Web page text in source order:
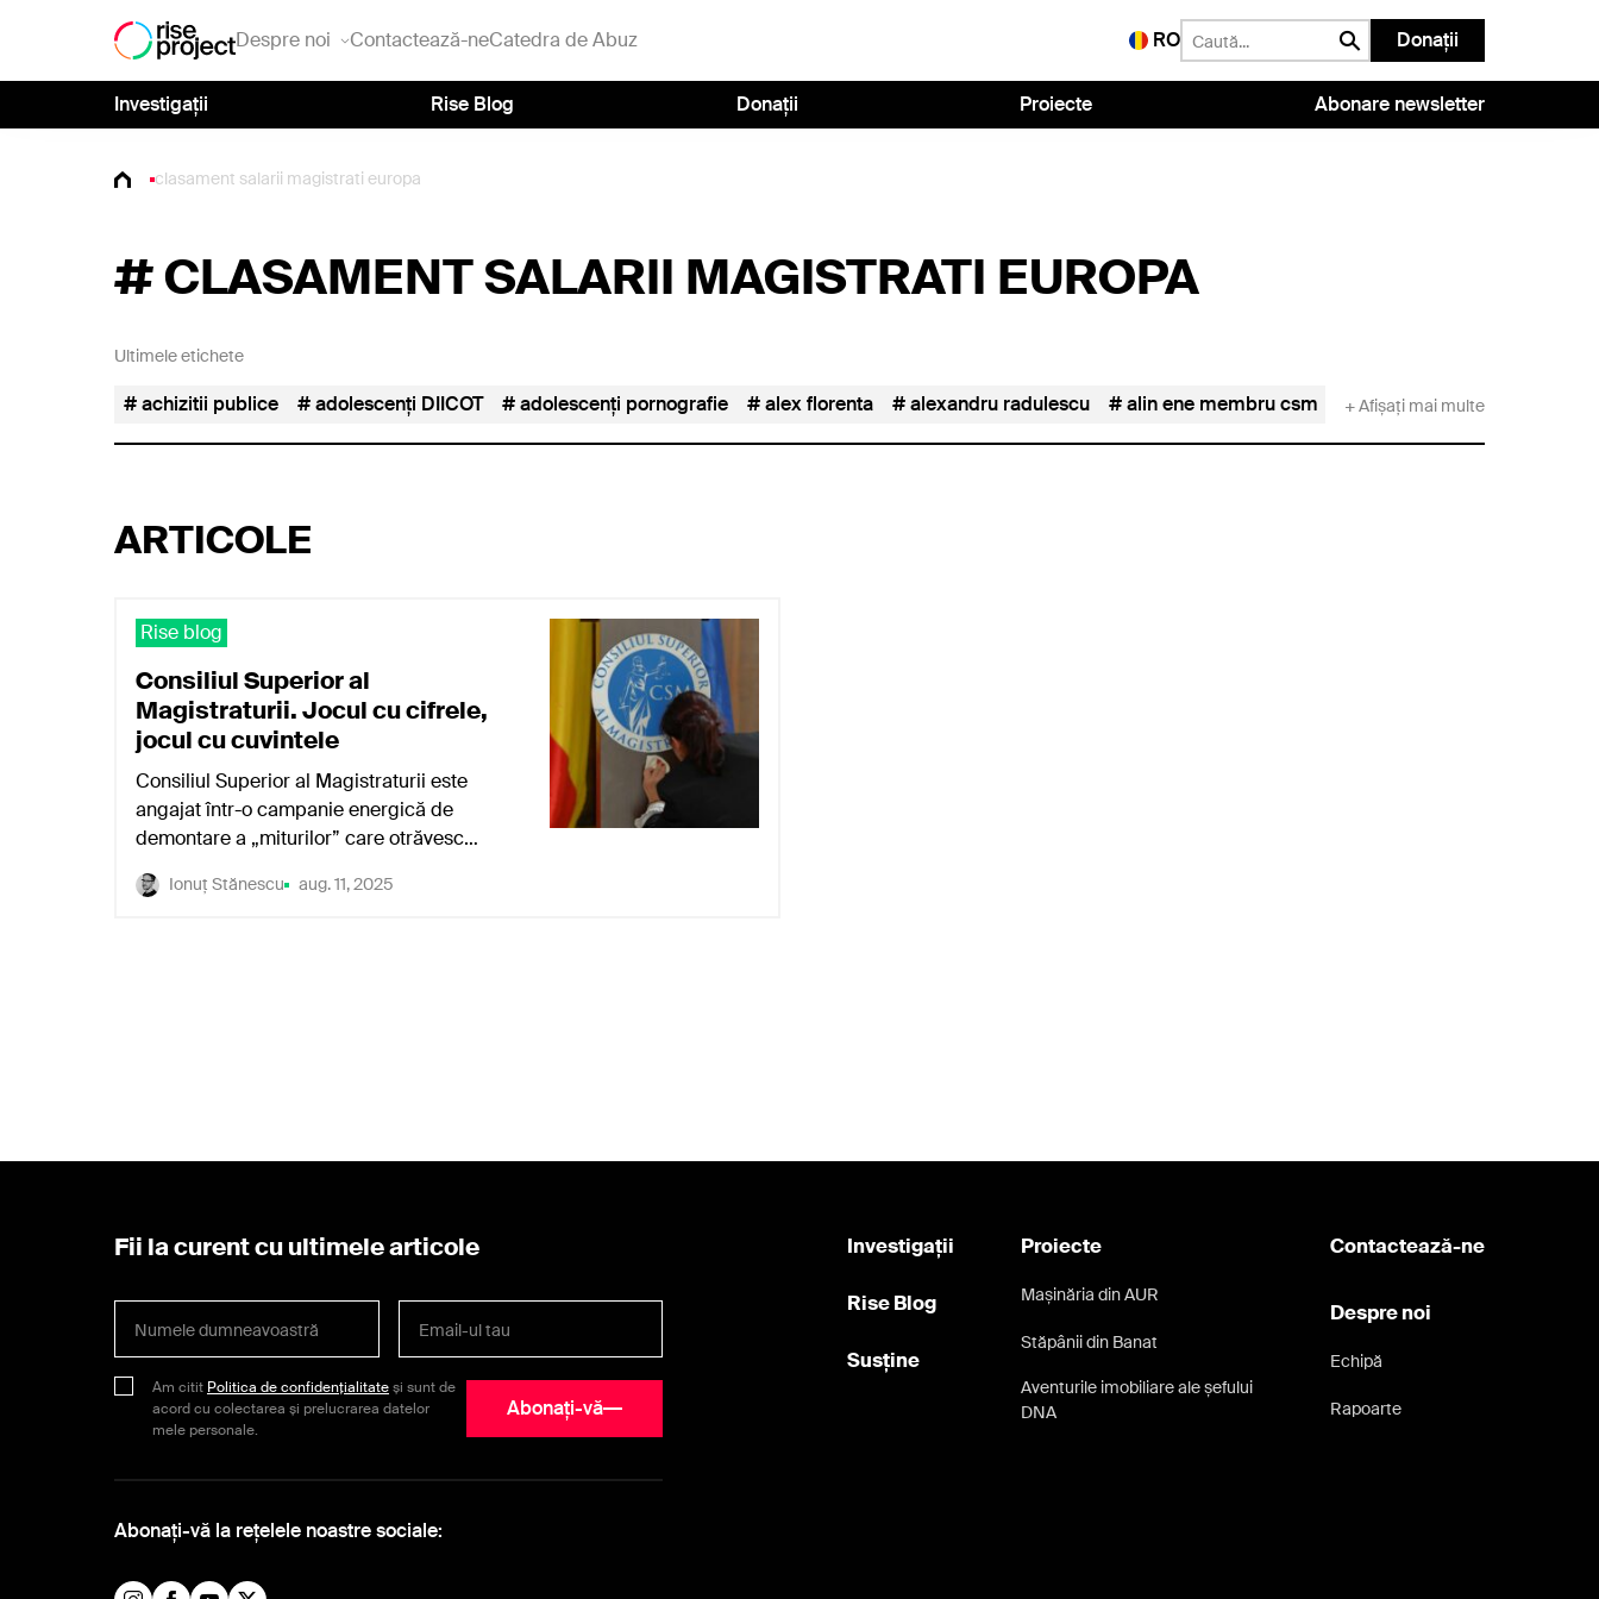
Despre noi Contactează-neCatedra de Abuz RO Donații
Investigații Rise Blog Donații Proiecte Abonare newsletter
clasament salarii magistrati europa
#CLASAMENT SALARII MAGISTRATI EUROPA
Ultimele etichete
achizitii publice adolescenți DIICOT adolescenți pornografie alex florenta alexandru radulescu alin ene membru csm alpar ignac
+ Afișați mai multe
ARTICOLE
Rise blog
Consiliul Superior al
Magistraturii. Jocul cu cifrele,
jocul cu cuvintele
Consiliul Superior al Magistraturii este
angajat într-o campanie energică de
demontare a „miturilor” care otrăvesc…
Ionuț Stănescu aug. 11, 2025
Fii la curent cu ultimele articole
Am citit Politica de confidențialitateși sunt de
acord cu colectarea și prelucrarea datelor
mele personale.
Abonați-vă
Abonați-vă la rețelele noastre sociale:
Investigații
Rise Blog
Susține
Contactează-ne
Despre noi
Echipă
Rapoarte
Proiecte
Mașinăria din AUR
Stăpânii din Banat
Aventurile imobiliare ale șefului
DNA